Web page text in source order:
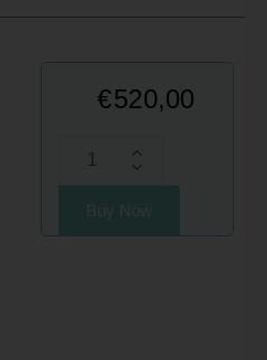
€520,00
Buy Now